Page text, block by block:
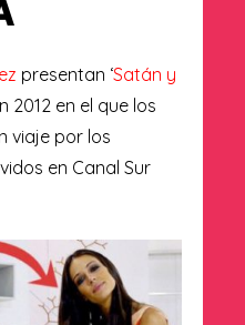
presentan ‘Satán y
2012 en el que los
viaje por los
en Canal Sur